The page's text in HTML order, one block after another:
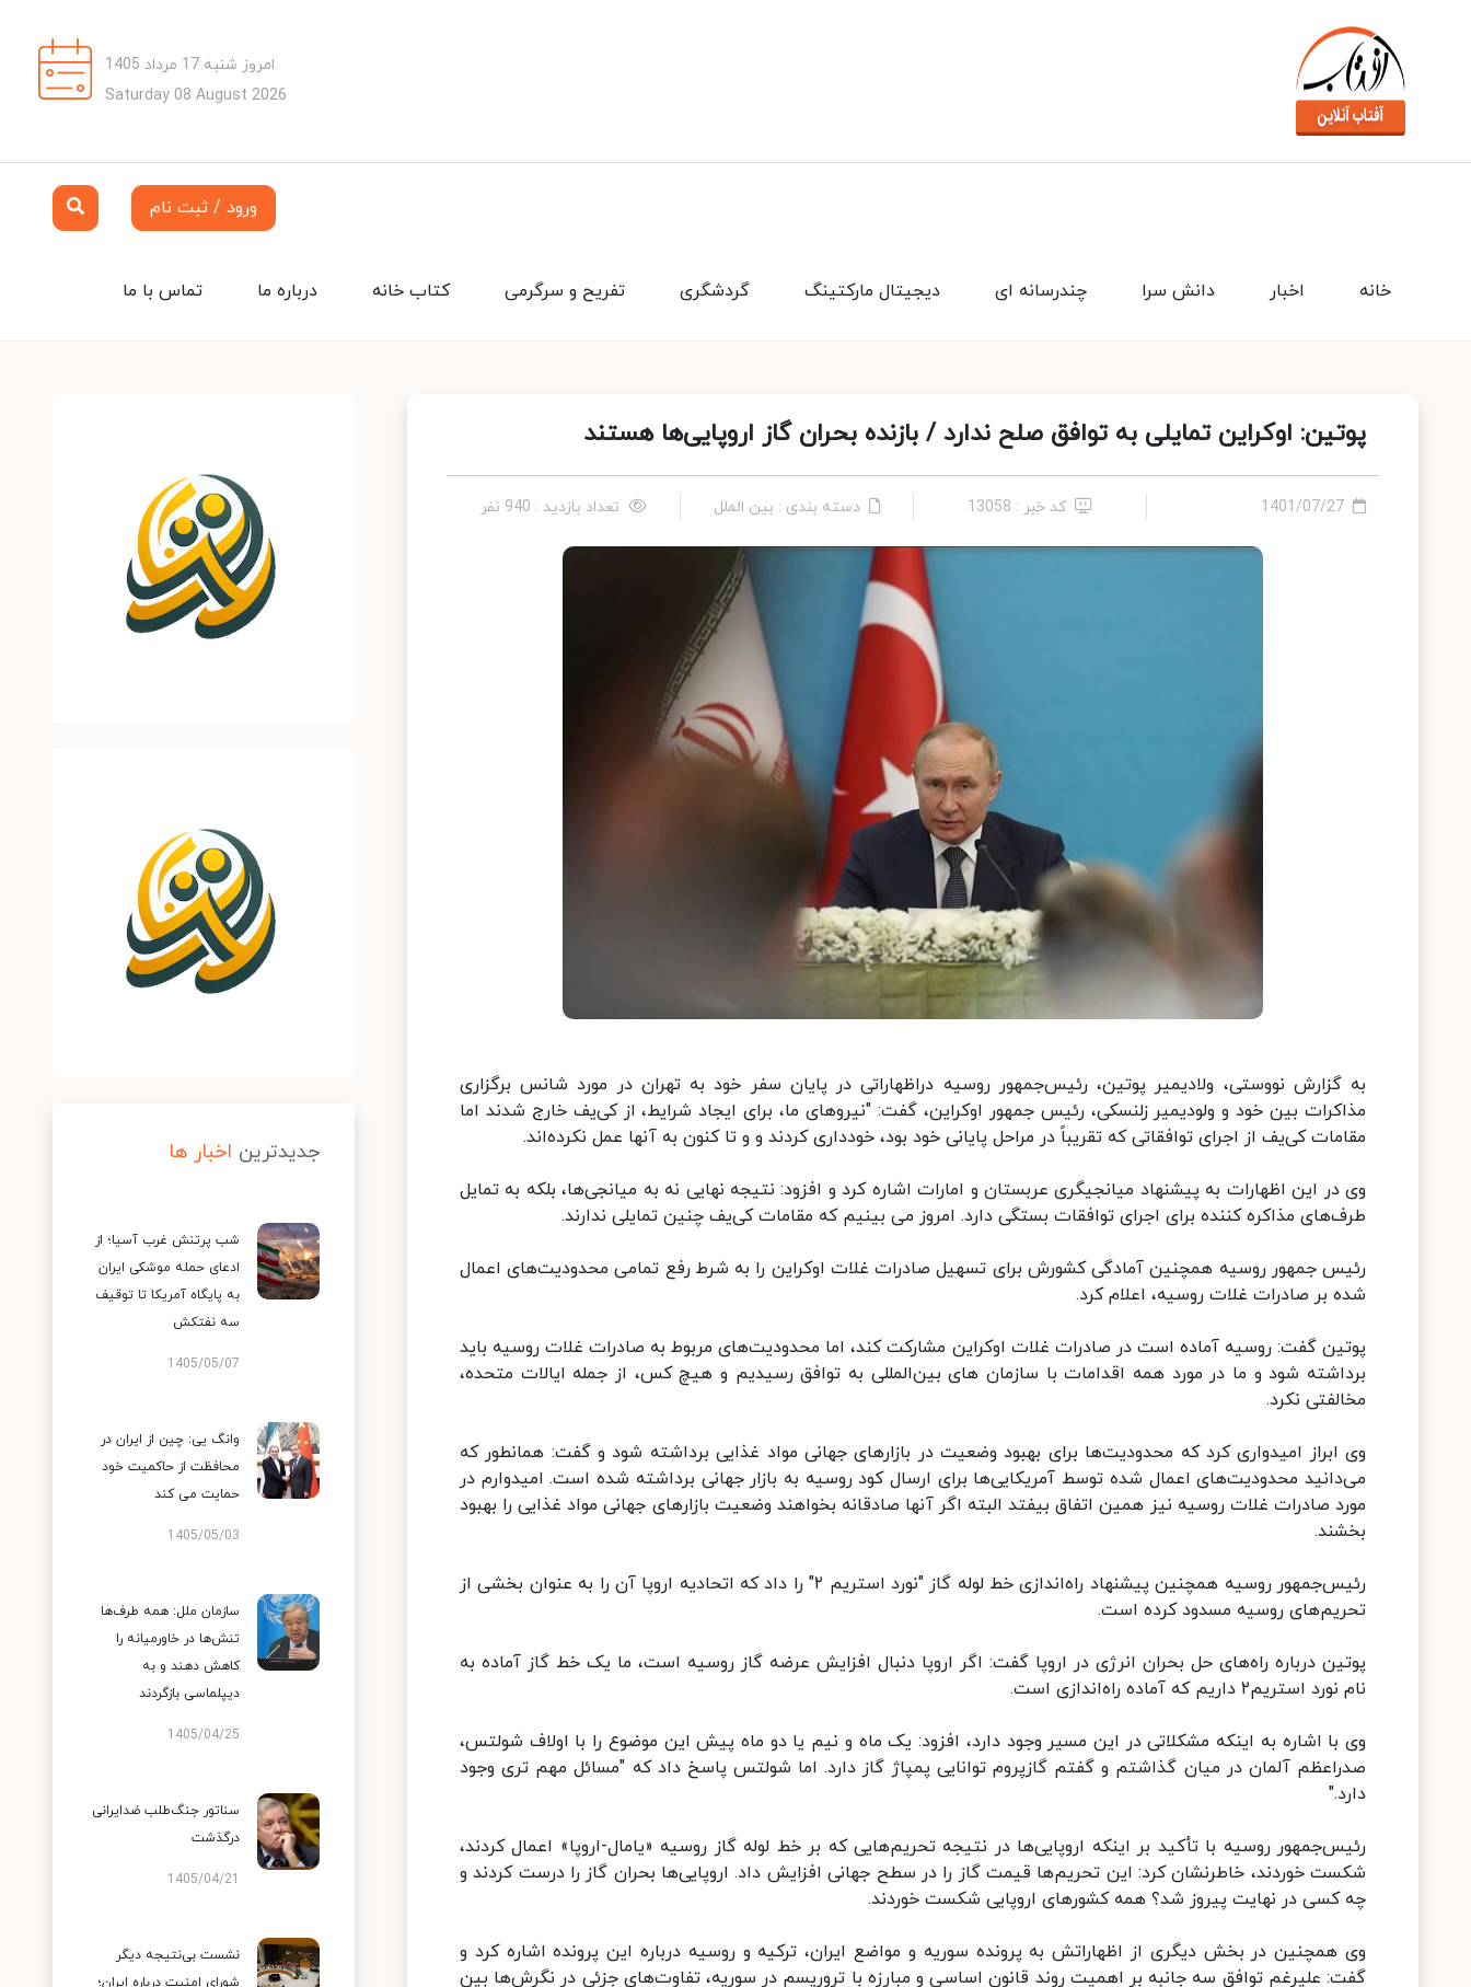
امروز شنبه 17 مرداد 1405
Saturday 08 August 2026
ورود / ثبت نام
تماس با ما درباره ما کتاب خانه تفریح و سرگرمی گردشگری دیجیتال مارکتینگ چندرسانه ای دانش سرا اخبار خانه
پوتین: اوکراین تمایلی به توافق صلح ندارد / بازنده بحران گاز اروپایی‌ها هستند
1401/07/27 کد خبر : 13058 دسته بندی : بین الملل تعداد بازدید : 940 نفر
به گزارش نووستی، ولادیمیر پوتین، رئیس‌جمهور روسیه دراظهاراتی در پایان سفر خود به تهران در مورد شانس برگزاری
مذاکرات بین خود و ولودیمیر زلنسکی، رئیس جمهور اوکراین، گفت: "نیروهای ما، برای ایجاد شرایط، از کی‌یف خارج شدند اما
مقامات کی‌یف از اجرای توافقاتی که تقریباً در مراحل پایانی خود بود، خودداری کردند و و تا کنون به آنها عمل نکرده‌اند.
وی در این اظهارات به پیشنهاد میانجیگری عربستان و امارات اشاره کرد و افزود: نتیجه نهایی نه به میانجی‌ها، بلکه به تمایل
طرف‌های مذاکره کننده برای اجرای توافقات بستگی دارد. امروز می بینیم که مقامات کی‌یف چنین تمایلی ندارند.
رئیس جمهور روسیه همچنین آمادگی کشورش برای تسهیل صادرات غلات اوکراین را به شرط رفع تمامی محدودیت‌های اعمال
شده بر صادرات غلات روسیه، اعلام کرد.
پوتین گفت: روسیه آماده است در صادرات غلات اوکراین مشارکت کند، اما محدودیت‌های مربوط به صادرات غلات روسیه باید
برداشته شود و ما در مورد همه اقدامات با سازمان های بین‌المللی به توافق رسیدیم و هیچ کس، از جمله ایالات متحده،
مخالفتی نکرد.
وی ابراز امیدواری کرد که محدودیت‌ها برای بهبود وضعیت در بازارهای جهانی مواد غذایی برداشته شود و گفت: همانطور که
می‌دانید محدودیت‌های اعمال شده توسط آمریکایی‌ها برای ارسال کود روسیه به بازار جهانی برداشته شده است. امیدوارم در
مورد صادرات غلات روسیه نیز همین اتفاق بیفتد البته اگر آنها صادقانه بخواهند وضعیت بازارهای جهانی مواد غذایی را بهبود
بخشند.
رئیس‌جمهور روسیه همچنین پیشنهاد راه‌اندازی خط لوله گاز "نورد استریم ۲" را داد که اتحادیه اروپا آن را به عنوان بخشی از
تحریم‌های روسیه مسدود کرده است.
پوتین درباره راه‌های حل بحران انرژی در اروپا گفت: اگر اروپا دنبال افزایش عرضه گاز روسیه است، ما یک خط گاز آماده به
نام نورد استریم۲ داریم که آماده راه‌اندازی است.
وی با اشاره به اینکه مشکلاتی در این مسیر وجود دارد، افزود: یک ماه و نیم یا دو ماه پیش این موضوع را با اولاف شولتس،
صدراعظم آلمان در میان گذاشتم و گفتم گازپروم توانایی‌ پمپاژ گاز دارد. اما شولتس پاسخ داد که "مسائل مهم تری وجود
دارد."
رئیس‌جمهور روسیه با تأکید بر اینکه اروپایی‌ها در نتیجه تحریم‌هایی که بر خط لوله گاز روسیه «یامال-اروپا» اعمال کردند،
شکست خوردند، خاطرنشان کرد: این تحریم‌ها قیمت گاز را در سطح جهانی افزایش داد. اروپایی‌ها بحران گاز را درست کردند و
چه کسی در نهایت پیروز شد؟ همه کشورهای اروپایی شکست خوردند.
وی همچنین در بخش دیگری از اظهاراتش به پرونده سوریه و مواضع ایران، ترکیه و روسیه درباره این پرونده اشاره کرد و
گفت: علیرغم توافق سه جانبه بر اهمیت روند قانون اساسی و مبارزه با تروریسم در سوریه، تفاوت‌های جزئی در نگرش‌ها بین
جدیدترین اخبار ها
شب پرتنش غرب آسیا؛ از
ادعای حمله موشکی ایران
به پایگاه آمریکا تا توقیف
سه نفتکش
1405/05/07
وانگ یی: چین از ایران در
محافظت از حاکمیت خود
حمایت می کند
1405/05/03
سازمان ملل: همه طرف‌ها
تنش‌ها در خاورمیانه را
کاهش دهند و به
دیپلماسی بازگردند
1405/04/25
سناتور جنگ‌طلب ضدایرانی
درگذشت
1405/04/21
نشست بی‌نتیجه دیگر
شورای امنیت درباره ایران؛